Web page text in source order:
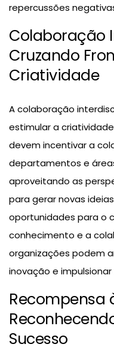
repercussões
Colaboração
Cruzando
Criatividade
A colaboração
estimular a
devem incentivar a
departamentos e
aproveitando as
para gerar novas
oportunidades para o
conhecimento e a
organizações podem
inovação e
Recompensa
Sucesso